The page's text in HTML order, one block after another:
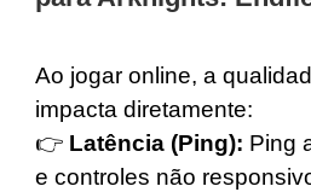
Ao jogar online, a
impacta diretamente:
👉 Latência (Ping): Ping
e controles não